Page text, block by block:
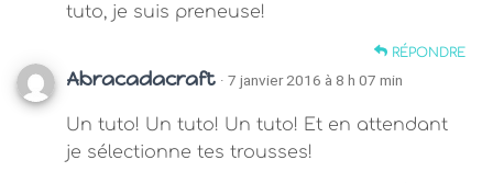
tuto, je suis preneuse!
RÉPONDRE
Abracadacraft · 7 janvier 2016 à 8 h 07 min
Un tuto! Un tuto! Un tuto! Et en attendant
je sélectionne tes trousses!